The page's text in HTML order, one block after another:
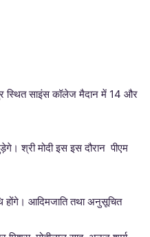
स्थित साइंस कॉलेज मैदान में 14 और
श्री मोदी इस इस दौरान पीएम
होंगे। आदिमजाति तथा अनुसूचित